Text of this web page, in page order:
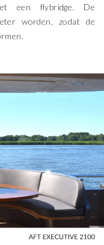
een flybridge. De
worden, zodat de